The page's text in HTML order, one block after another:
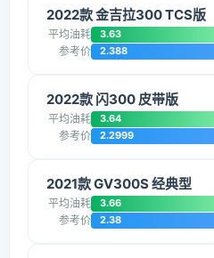
2022款 金吉拉300 TCS版
平均油耗 3.63
参考价 2.388
2022款 闪300 皮带版
平均油耗 3.64
参考价 2.2999
2021款 GV300S 经典型
平均油耗 3.66
参考价 2.38